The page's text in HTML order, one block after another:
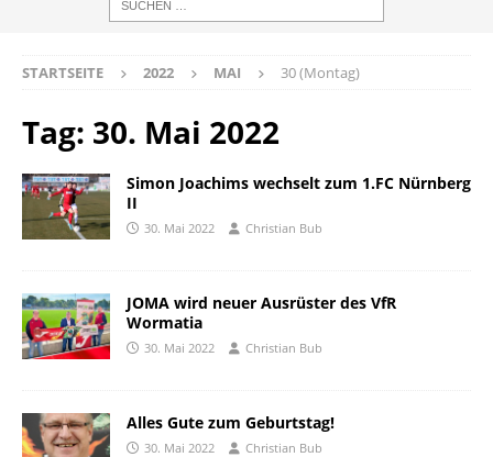
STARTSEITE 2022 MAI 30 (Montag)
Tag: 30. Mai 2022
Simon Joachims wechselt zum 1.FC Nürnberg
II
30. Mai 2022 Christian Bub
JOMA wird neuer Ausrüster des VfR
Wormatia
30. Mai 2022 Christian Bub
Alles Gute zum Geburtstag!
30. Mai 2022 Christian Bub